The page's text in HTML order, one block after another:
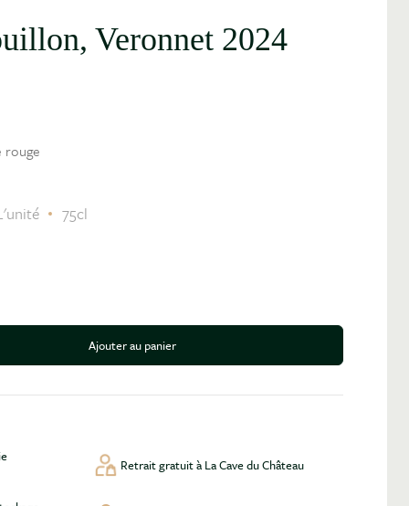
Veronnet 2024
rouge
75cl
Ajouter au panier
Retrait gratuit à La Cave du Château